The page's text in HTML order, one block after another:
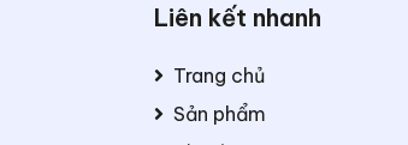
Liên kết nhanh
Trang chủ
Sản phẩm